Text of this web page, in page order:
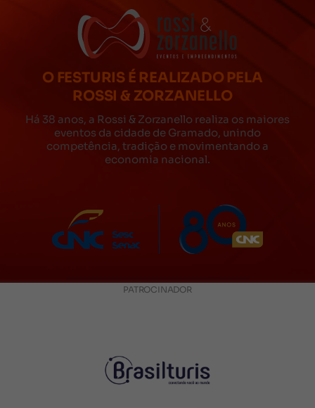
O FESTURIS É REALIZADO PELA
ROSSI & ZORZANELLO
Há 38 anos, a Rossi & Zorzanello realiza os maiores
eventos da cidade de Gramado, unindo
competência, tradição e movimentando a
economia nacional.
PATROCINADOR